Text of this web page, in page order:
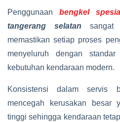
Penggunaan bengkel
tangerang selatan sangat
memastikan setiap proses
menyeluruh dengan
kebutuhan kendaraan modern.
Konsistensi dalam servis
mencegah kerusakan besar
tinggi sehingga kendaraan